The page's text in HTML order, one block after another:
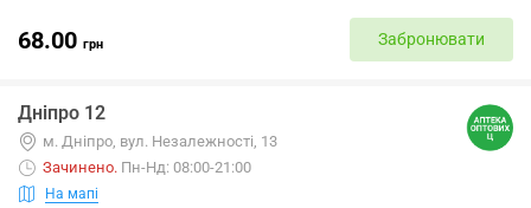
68.00 грн Забронювати
Дніпро 12
м. Дніпро, вул. Незалежності, 13
Зачинено. Пн-Нд: 08:00-21:00
На мапі